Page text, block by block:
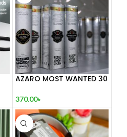
AZARO MOST WANTED 30
370.00৳